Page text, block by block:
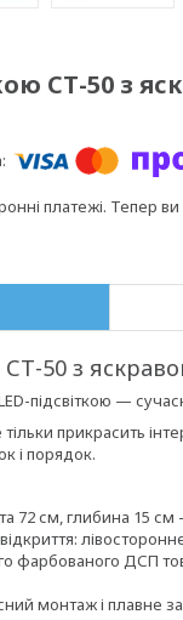
СТ-50 з
платежі. Тепер
50 з
підсвіткою —
прикрасить
і порядок.
72 см, глибина 15 см
фарбованого ДСП
монтаж і плавне